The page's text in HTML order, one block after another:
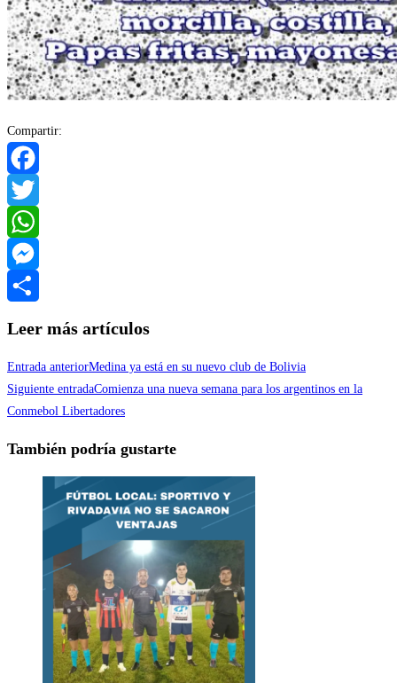
Compartir:
Facebook
Twitter
WhatsApp
Messenger
Leer más artículos
Entrada anteriorMedina ya está en su nuevo club de Bolivia
Siguiente entradaComienza una nueva semana para los argentinos en la
Conmebol Libertadores
También podría gustarte